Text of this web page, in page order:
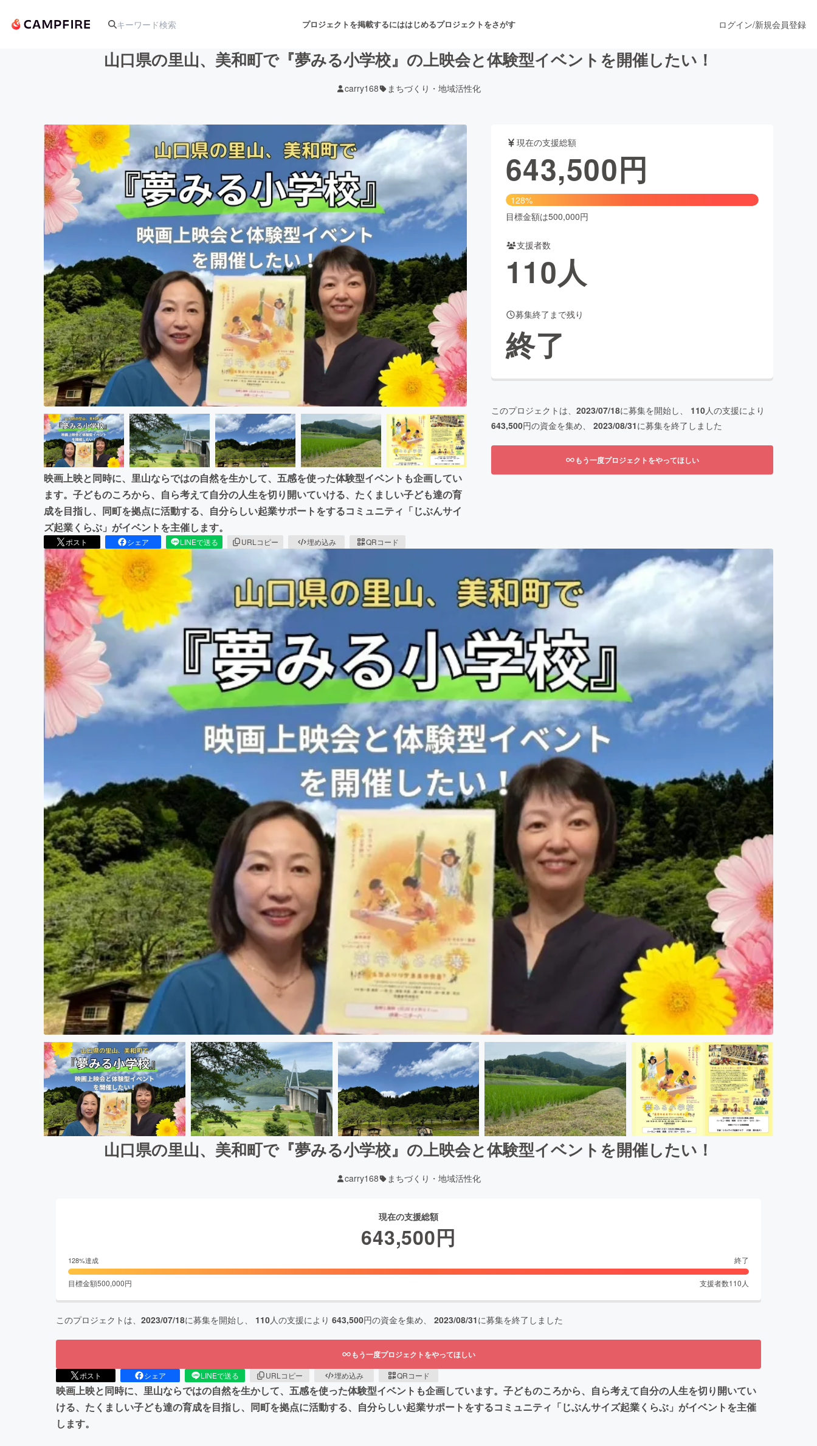
プロジェクトを掲載するにははじめるプロジェクトをさがす
アート・写真 音楽 舞台・パフォーマンス
テクノロジー・ガジェット ゲーム・サービス開発 フード・飲食店 ファッション
映像・映画 書籍・雑誌出版 アニメ・漫画
ビジネス・起業 チャレンジ ビューティー・ヘルスケア
まちづくり・地域活性化
CAMPFIRE for Social GoodCAMPFIRE Creation
CAMPFIREふるさと納税machi-ya コミュニティ
ログイン/新規会員登録
山口県の里山、美和町で『夢みる小学校』の上映会と体験型イベントを開催したい！
carry168 まちづくり・地域活性化
映画上映と同時に、里山ならではの自然を生かして、五感を使った体験型イベントも企画してい
ます。子どものころから、自ら考えて自分の人生を切り開いていける、たくましい子ども達の育
成を目指し、同町を拠点に活動する、自分らしい起業サポートをするコミュニティ「じぶんサイ
ズ起業くらぶ」がイベントを主催します。
ポスト シェア LINEで送る URLコピー 埋め込み QRコード
現在の支援総額
643,500円
128%
目標金額は500,000円
支援者数
110人
募集終了まで残り
終了
このプロジェクトは、 2023/07/18に募集を開始し、 110人の支援により
643,500円の資金を集め、 2023/08/31に募集を終了しました
もう一度プロジェクトをやってほしい
山口県の里山、美和町で『夢みる小学校』の上映会と体験型イベントを開催したい！
carry168 まちづくり・地域活性化
現在の支援総額
643,500円
128%達成 終了
目標金額500,000円 支援者数110 人
このプロジェクトは、 2023/07/18に募集を開始し、 110人の支援により 643,500円の資金を集め、 2023/08/31に募集を終了しました
もう一度プロジェクトをやってほしい
ポスト シェア LINEで送る URLコピー 埋め込み QRコード
映画上映と同時に、里山ならではの自然を生かして、五感を使った体験型イベントも企画しています。子どものころから、自ら考えて自分の人生を切り開いてい
ける、たくましい子ども達の育成を目指し、同町を拠点に活動する、自分らしい起業サポートをするコミュニティ「じぶんサイズ起業くらぶ」がイベントを主催
します。